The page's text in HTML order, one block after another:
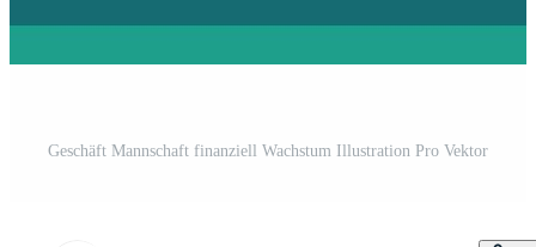
Geschäft Mannschaft finanziell Wachstum Illustration Pro Vektor